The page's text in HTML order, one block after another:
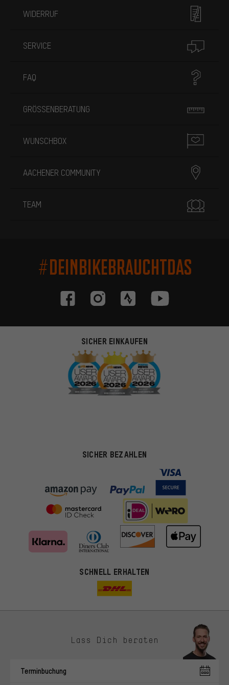
WIDERRUF
SERVICE
FAQ
GRÖSSENBERATUNG
WUNSCHBOX
AACHENER COMMUNITY
TEAM
#DEINBIKEBRAUCHTDAS
SICHER EINKAUFEN
SICHER BEZAHLEN
SCHNELL ERHALTEN
Lass Dich beraten
Terminbuchung
Du bekommst, statt zufälliger Werbung, genauer passende
Angebote von uns. Diese Cookies helfen uns, Deine Interessen